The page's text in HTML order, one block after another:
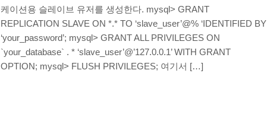
케이션용 슬레이브 유저를 생성한다. mysql> GRANT
REPLICATION SLAVE ON *.* TO ‘slave_user’@% ‘IDENTIFIED BY
‘your_password’; mysql> GRANT ALL PRIVILEGES ON
`your_database` . * ‘slave_user’@’127.0.0.1’ WITH GRANT
OPTION; mysql> FLUSH PRIVILEGES; 여기서 […]